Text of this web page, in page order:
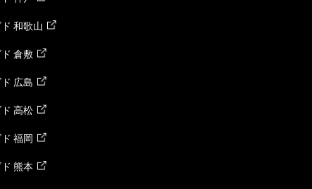
和歌山
倉敷
広島
高松
福岡
熊本